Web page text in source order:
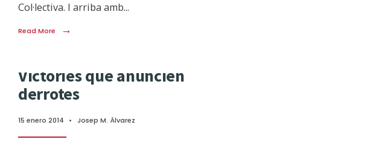
Col·lectiva. I arriba amb...
Read More →
Victòries que anuncien
derrotes
15 enero 2014 • Josep M. Àlvarez